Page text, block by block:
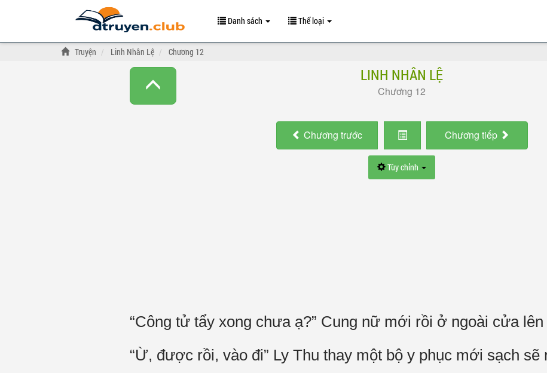
Danh sách Thể loại
Truyện Linh Nhân Lệ Chương 12
LINH NHÂN LỆ
Chương 12
Chương trước Chương tiếp
Tùy chỉnh
“Công tử tẩy xong chưa ạ?” Cung nữ mới rồi ở ngoài cửa lên
“Ừ, được rồi, vào đi” Ly Thu thay một bộ y phục mới sạch